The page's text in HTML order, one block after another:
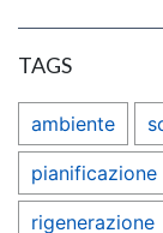
TAGS
ambiente
pianificazione
rigenerazione